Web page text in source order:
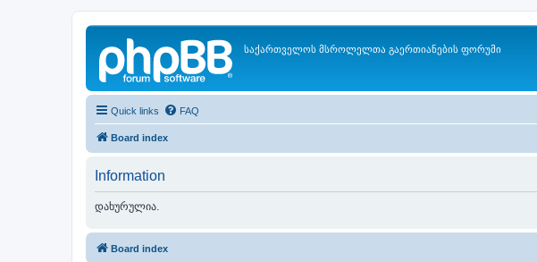
საქართველოს მსროლელთა გაერთიანების ფორუმი
Quick links FAQ
Board index
Information
დახურულია.
Board index